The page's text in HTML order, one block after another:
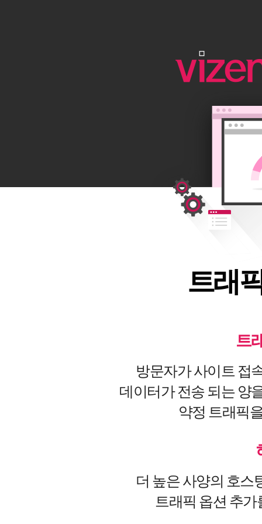
트래
트
방문자가 사이트 접
데이터가 전송 되는 양
약정 트래픽
더 높은 사양의 호스
트래픽 옵션 추가